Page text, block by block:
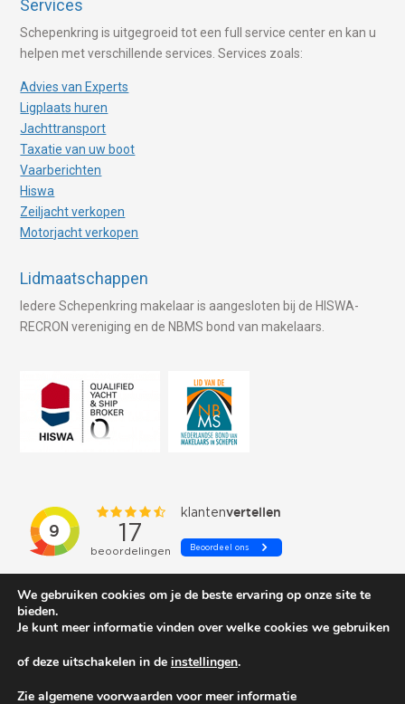
Services
Schepenkring is uitgegroeid tot een full service center en kan u
helpen met verschillende services. Services zoals:
Advies van Experts
Ligplaats huren
Jachttransport
Taxatie van uw boot
Vaarberichten
Hiswa
Zeiljacht verkopen
Motorjacht verkopen
Lidmaatschappen
Iedere Schepenkring makelaar is aangesloten bij de HISWA-
RECRON vereniging en de NBMS bond van makelaars.
We gebruiken cookies om je de beste ervaring op onze site te
bieden.
Je kunt meer informatie vinden over welke cookies we gebruiken
of deze uitschakelen in de instellingen.
Zie algemene voorwaarden voor meer informatie